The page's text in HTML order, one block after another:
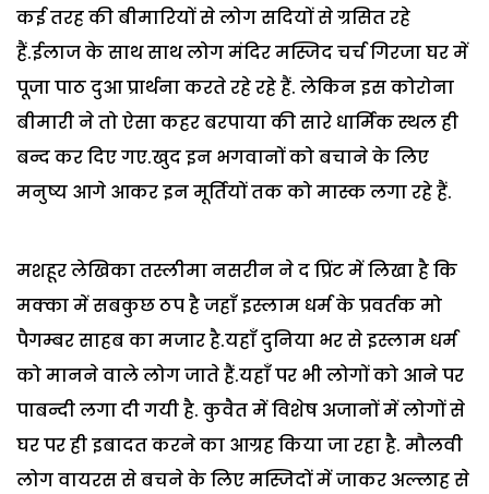
कई तरह की बीमारियों से लोग सदियों से ग्रसित रहे
हैं.ईलाज के साथ साथ लोग मंदिर मस्जिद चर्च गिरजा घर में
पूजा पाठ दुआ प्रार्थना करते रहे रहे हैं. लेकिन इस कोरोना
बीमारी ने तो ऐसा कहर बरपाया की सारे धार्मिक स्थल ही
बन्द कर दिए गए.खुद इन भगवानों को बचाने के लिए
मनुष्य आगे आकर इन मूर्तियों तक को मास्क लगा रहे हैं.
मशहूर लेखिका तस्लीमा नसरीन ने द प्रिंट में लिखा है कि
मक्का में सबकुछ ठप है जहाँ इस्लाम धर्म के प्रवर्तक मो
पैगम्बर साहब का मजार है.यहाँ दुनिया भर से इस्लाम धर्म
को मानने वाले लोग जाते हैं.यहाँ पर भी लोगों को आने पर
पाबन्दी लगा दी गयी है. कुवैत में विशेष अजानों में लोगों से
घर पर ही इबादत करने का आग्रह किया जा रहा है. मौलवी
लोग वायरस से बचने के लिए मस्जिदों में जाकर अल्लाह से